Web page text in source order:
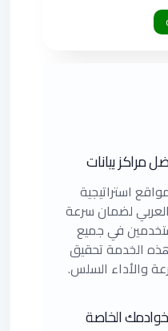
بيانات
استراتيجية
لضمان سرعة
في جميع
الخدمة تحقيق
والأداء السلس.
الخاصة